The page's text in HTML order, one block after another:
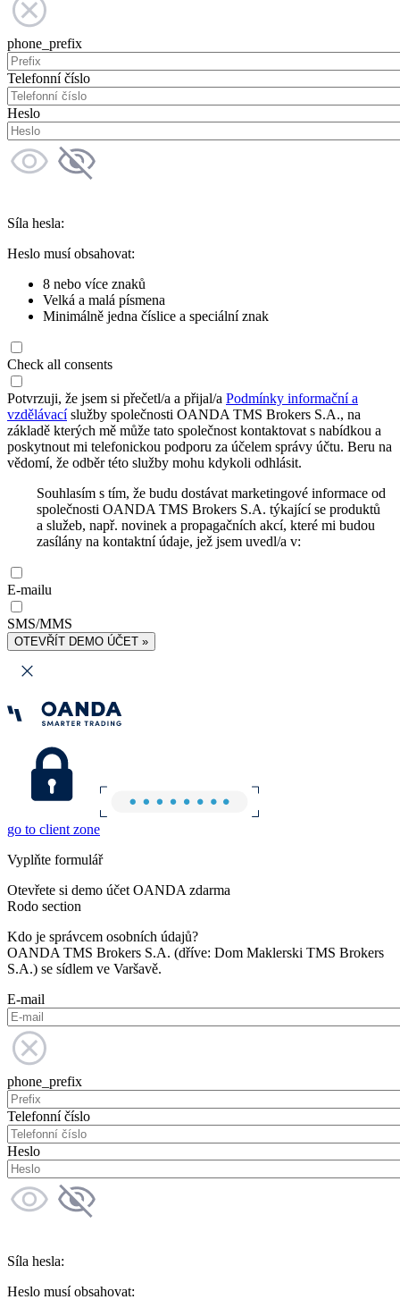
phone_prefix
Telefonní číslo
Heslo
Síla hesla:
Heslo musí obsahovat:
8 nebo více znaků
Velká a malá písmena
Minimálně jedna číslice a speciální znak
Check all consents
Potvrzuji, že jsem si přečetl/a a přijal/a Podmínky informační a
vzdělávacíslužby společnosti OANDA TMS Brokers S.A., na
základě kterých mě může tato společnost kontaktovat s nabídkou a
poskytnout mi telefonickou podporu za účelem správy účtu. Beru na
vědomí, že odběr této služby mohu kdykoli odhlásit.
Souhlasím s tím, že budu dostávat marketingové informace od
společnosti OANDA TMS Brokers S.A. týkající se produktů
a služeb, např. novinek a propagačních akcí, které mi budou
zasílány na kontaktní údaje, jež jsem uvedl/a v:
E-mailu
SMS/MMS
OTEVŘÍT DEMO ÚČET »
go to client zone
Vyplňte formulář
Otevřete si demo účet OANDA zdarma
Rodo section
Kdo je správcem osobních údajů?
OANDA TMS Brokers S.A. (dříve: Dom Maklerski TMS Brokers
S.A.) se sídlem ve Varšavě.
E-mail
phone_prefix
Telefonní číslo
Heslo
Síla hesla:
Heslo musí obsahovat: